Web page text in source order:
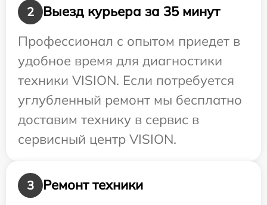
2
Выезд курьера за 35 минут
Профессионал с опытом приедет в
удобное время для диагностики
техники VISION. Если потребуется
углубленный ремонт мы бесплатно
доставим технику в сервис в
сервисный центр VISION.
3
Ремонт техники